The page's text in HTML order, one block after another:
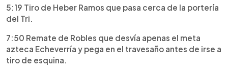
5:19 Tiro de Heber Ramos que pasa cerca de la portería
del Tri.
7:50 Remate de Robles que desvía apenas el meta
azteca Echeverría y pega en el travesaño antes de irse a
tiro de esquina.